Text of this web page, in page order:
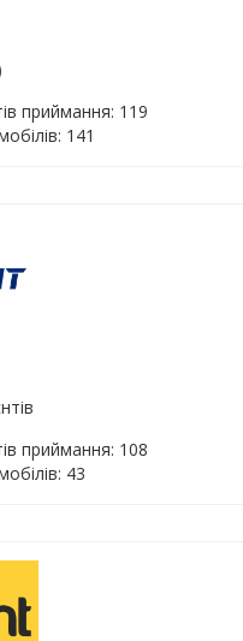
приймання: 119
141
приймання: 108
43